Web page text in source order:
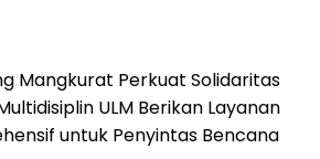
Mangkurat Perkuat Solidaritas
ULM Berikan Layanan
untuk Penyintas Bencana